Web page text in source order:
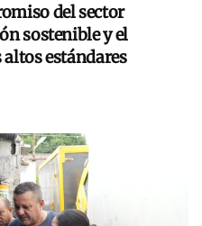
del sector
sostenible y el
estándares